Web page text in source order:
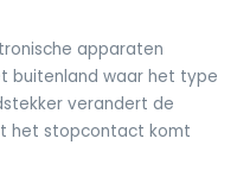
apparaten
buitenland waar het type
verandert de
het stopcontact komt